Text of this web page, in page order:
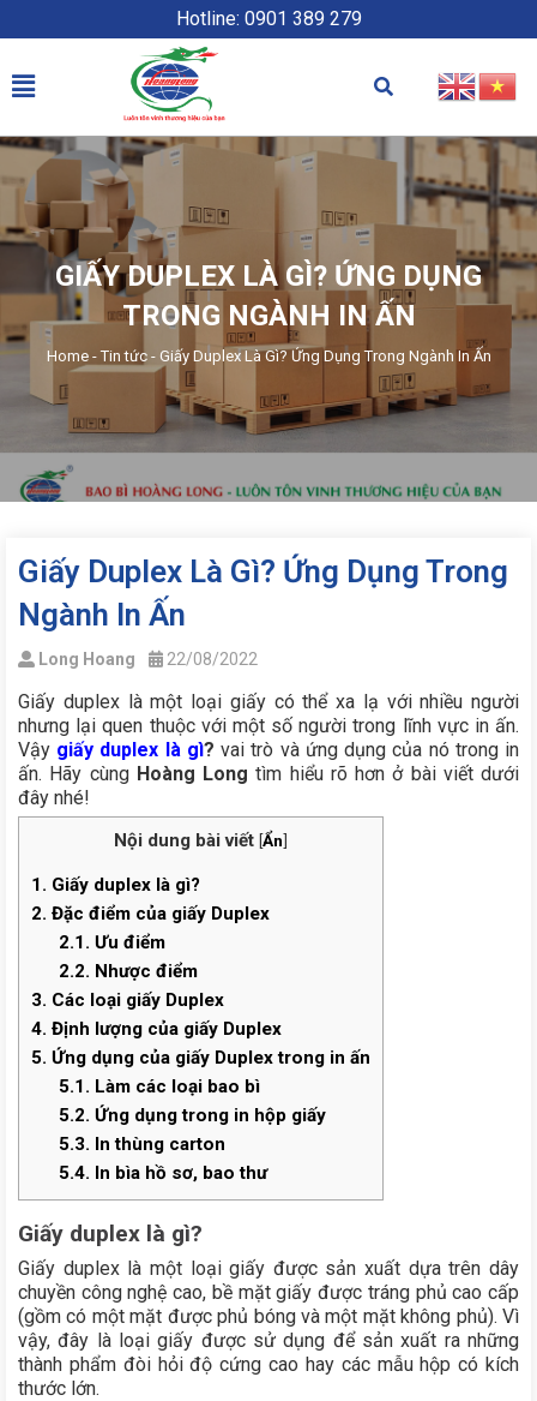
Hotline: 0901 389 279
GIẤY DUPLEX LÀ GÌ? ỨNG DỤNG
TRONG NGÀNH IN ẤN
Home-Tin tức- Giấy Duplex Là Gì? Ứng Dụng Trong Ngành In Ấn
Giấy Duplex Là Gì? Ứng Dụng Trong
Ngành In Ấn
Long Hoang 22/08/2022
Giấy duplex là một loại giấy có thể xa lạ với nhiều người
nhưng lại quen thuộc với một số người trong lĩnh vực in ấn.
Vậy giấy duplex là gì? vai trò và ứng dụng của nó trong in
ấn. Hãy cùng Hoàng Long tìm hiểu rõ hơn ở bài viết dưới
đây nhé!
Nội dung bài viết [Ẩn]
1. Giấy duplex là gì?
2. Đặc điểm của giấy Duplex
2.1. Ưu điểm
2.2. Nhược điểm
3. Các loại giấy Duplex
4. Định lượng của giấy Duplex
5. Ứng dụng của giấy Duplex trong in ấn
5.1. Làm các loại bao bì
5.2. Ứng dụng trong in hộp giấy
5.3. In thùng carton
5.4. In bìa hồ sơ, bao thư
Giấy duplex là gì?
Giấy duplex là một loại giấy được sản xuất dựa trên dây
chuyền công nghệ cao, bề mặt giấy được tráng phủ cao cấp
(gồm có một mặt được phủ bóng và một mặt không phủ). Vì
vậy, đây là loại giấy được sử dụng để sản xuất ra những
thành phẩm đòi hỏi độ cứng cao hay các mẫu hộp có kích
thước lớn.